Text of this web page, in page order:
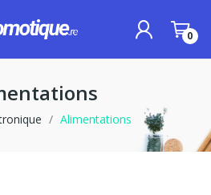
0
Alimentations